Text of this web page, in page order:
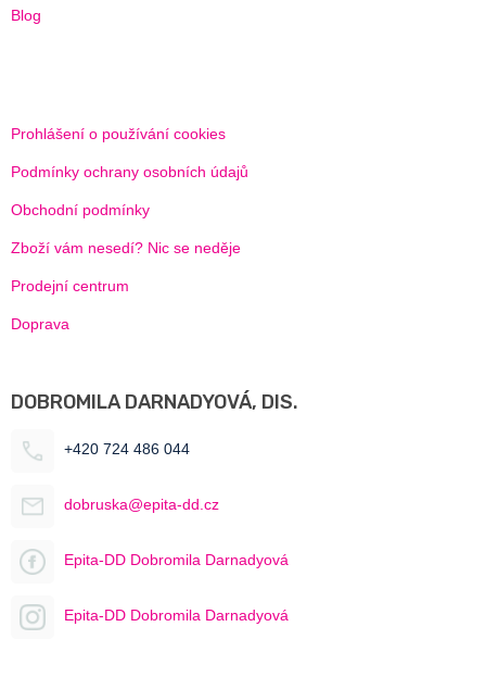
Blog
Prohlášení o používání cookies
Podmínky ochrany osobních údajů
Obchodní podmínky
Zboží vám nesedí? Nic se neděje
Prodejní centrum
Doprava
DOBROMILA DARNADYOVÁ, DIS.
+420 724 486 044
dobruska@epita-dd.cz
Epita-DD Dobromila Darnadyová
Epita-DD Dobromila Darnadyová